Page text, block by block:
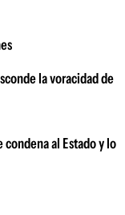
la voracidad de
al Estado y lo